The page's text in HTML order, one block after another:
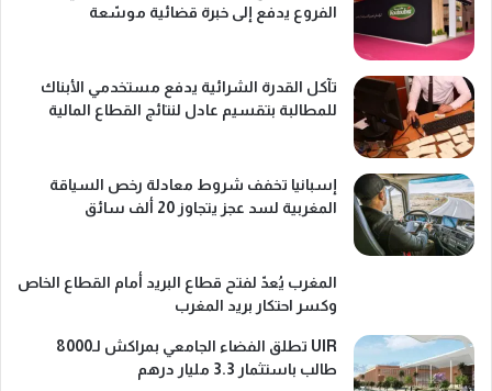
الفروع يدفع إلى خبرة قضائية موسّعة
تآكل القدرة الشرائية يدفع مستخدمي الأبناك
للمطالبة بتقسيم عادل لنتائج القطاع المالية
إسبانيا تخفف شروط معادلة رخص السياقة
المغربية لسد عجز يتجاوز 20 ألف سائق
المغرب يُعدّ لفتح قطاع البريد أمام القطاع الخاص
وكسر احتكار بريد المغرب
UIR تطلق الفضاء الجامعي بمراكش لـ8000
طالب باستثمار 3.3 مليار درهم